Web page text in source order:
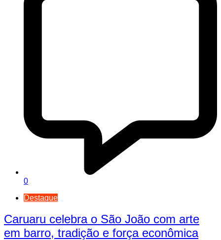
0
Destaque
Caruaru celebra o São João com arte
em barro, tradição e força econômica